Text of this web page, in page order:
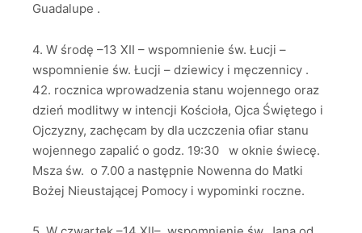
Guadalupe .
4. W środę –13 XII – wspomnienie św. Łucji –
wspomnienie św. Łucji – dziewicy i męczennicy .
42. rocznica wprowadzenia stanu wojennego oraz
dzień modlitwy w intencji Kościoła, Ojca Świętego i
Ojczyzny, zachęcam by dla uczczenia ofiar stanu
wojennego zapalić o godz. 19:30 w oknie świecę.
Msza św. o 7.00 a następnie Nowenna do Matki
Bożej Nieustającej Pomocy i wypominki roczne.